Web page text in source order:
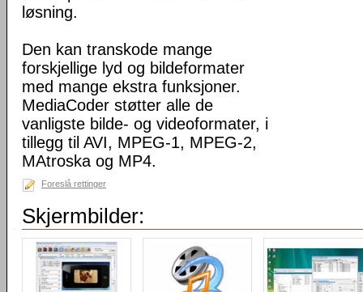
løsning.
Den kan transkode mange
forskjellige lyd og bildeformater
med mange ekstra funksjoner.
MediaCoder støtter alle de
vanligste bilde- og videoformater, i
tillegg til AVI, MPEG-1, MPEG-2,
MAtroska og MP4.
Foreslå rettinger
Skjermbilder: